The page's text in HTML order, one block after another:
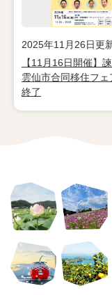
2025年11月26日更
【11月16日開催】
雲仙市合同移住フ
終了